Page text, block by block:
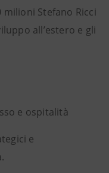
milioni Stefano Ricci
all’estero e gli
e ospitalità
e